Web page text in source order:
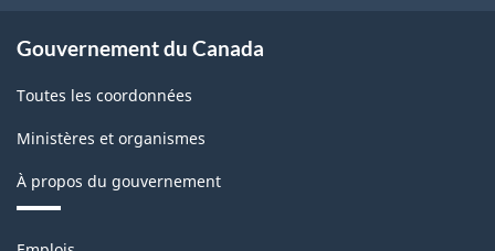
Gouvernement du Canada
Toutes les coordonnées
Ministères et organismes
À propos du gouvernement
Thèmes